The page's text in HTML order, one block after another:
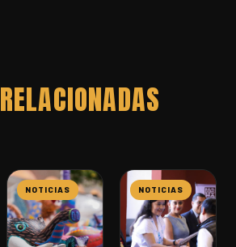
RELACIONADAS
NOTICIAS NOTICIAS